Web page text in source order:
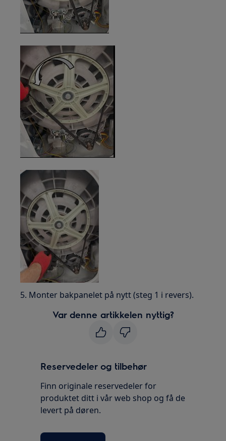
5. Monter bakpanelet på nytt (steg 1 i revers).
Var denne artikkelen nyttig?
Reservedeler og tilbehør
Finn originale reservedeler for
produktet ditt i vår web shop og få de
levert på døren.